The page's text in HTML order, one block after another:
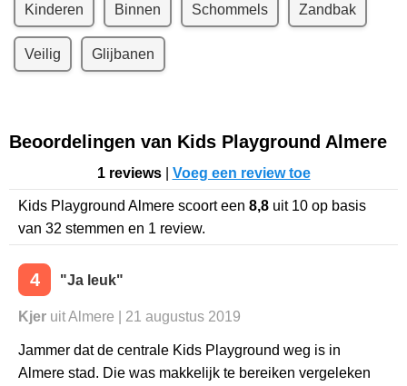
Kinderen Binnen Schommels Zandbak
Veilig Glijbanen
Beoordelingen van Kids Playground Almere
1 reviews| Voeg een review toe
Kids Playground Almere scoort een 8,8 uit 10 op basis
van 32 stemmen en 1 review.
4 "Ja leuk"
Kjer uit Almere | 21 augustus 2019
Jammer dat de centrale Kids Playground weg is in
Almere stad. Die was makkelijk te bereiken vergeleken